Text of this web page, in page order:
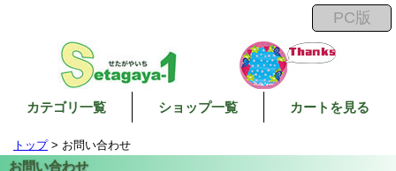
カテゴリ一覧 ショップ一覧 カートを見る
トップ> お問い合わせ